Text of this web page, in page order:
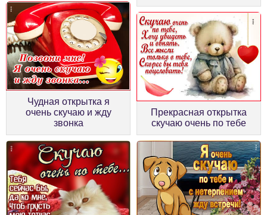
Чудная открытка я
очень скучаю и жду
звонка
Прекрасная открытка
скучаю очень по тебе